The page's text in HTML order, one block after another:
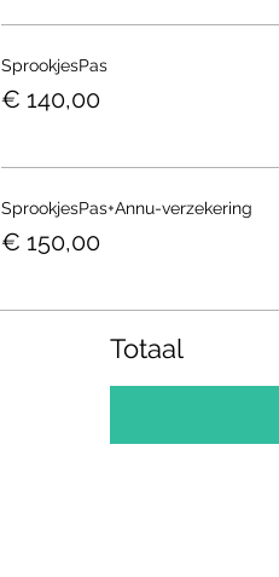
SprookjesPas
€ 140,00
SprookjesPas+Annu-verzekering
€ 150,00
Totaal